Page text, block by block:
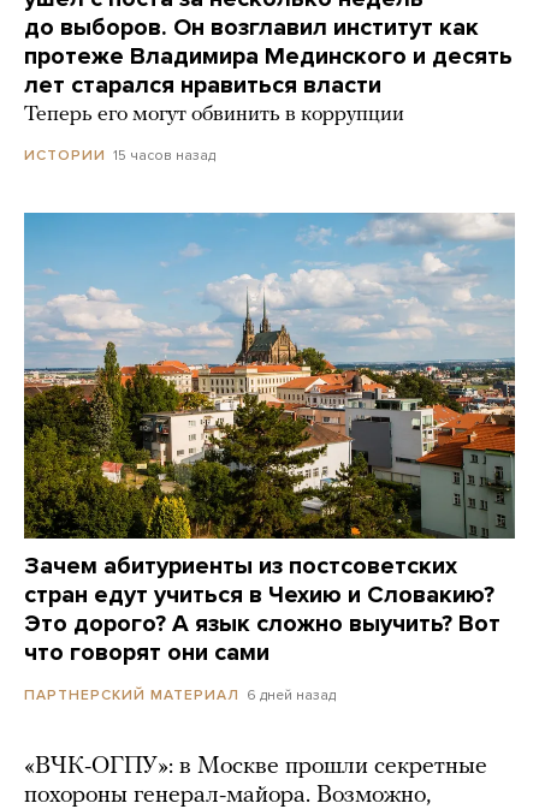
до выборов. Он возглавил институт как
протеже Владимира Мединского и десять
лет старался нравиться власти
Теперь его могут обвинить в коррупции
ИСТОРИИ 15 часов назад
Зачем абитуриенты из постсоветских
стран едут учиться в Чехию и Словакию?
Это дорого? А язык сложно выучить? Вот
что говорят они сами
ПАРТНЕРСКИЙ МАТЕРИАЛ 6 дней назад
«ВЧК-ОГПУ»: в Москве прошли секретные
похороны генерал-майора. Возможно,